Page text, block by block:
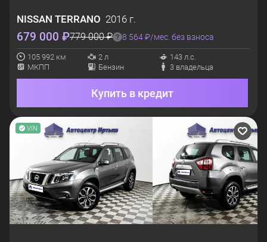
NISSAN TERRANO 2016 г.
679 000 ₽779 000 ₽ 8 564 ₽/мес. без взноса
105 992 км 2 л
143 л.с.
МКПП
Бензин 3 владельца
Купить в кредит
VIN